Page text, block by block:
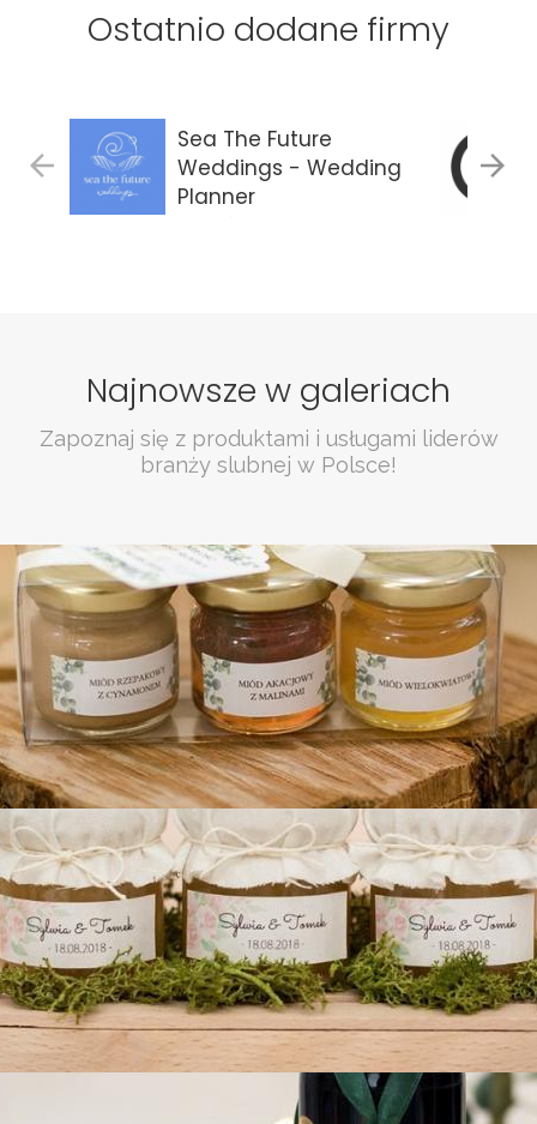
Ostatnio dodane firmy
Sea The Future
Weddings - Wedding
Planner
Najnowsze w galeriach
Zapoznaj się z produktami i usługami liderów
branży slubnej w Polsce!